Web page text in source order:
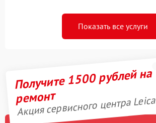
Показать все услуги
Получите 1500 рублей на
ремонт
Акция сервисного центра Leica